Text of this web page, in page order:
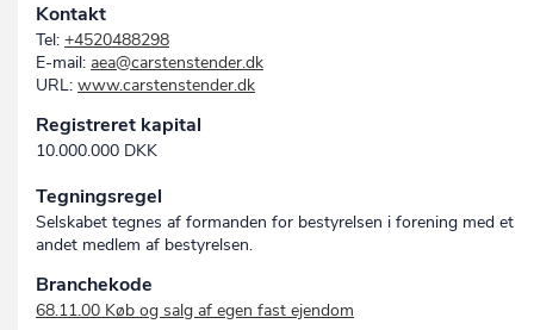
Kontakt
Tel: +4520488298
E-mail: aea@carstenstender.dk
URL: www.carstenstender.dk
Registreret kapital
10.000.000 DKK
Tegningsregel
Selskabet tegnes af formanden for bestyrelsen i forening med et
andet medlem af bestyrelsen.
Branchekode
68.11.00 Køb og salg af egen fast ejendom